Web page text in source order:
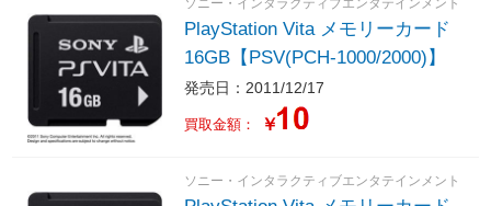
ソニー・インタラクティブエンタテインメント
PlayStation Vita メモリーカード
16GB【PSV(PCH-1000/2000)】
発売日：2011/12/17
買取金額： ￥
ソニー・インタラクティブエンタテインメント